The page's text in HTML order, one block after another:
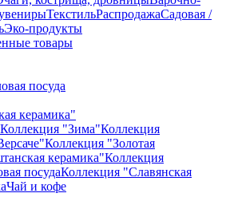
ТекстильРаспродажаСадовая /
Эко-продукты
товары
посуда
керамика"
Коллекция "Зима"Коллекция
Коллекция "Золотая
керамика"Коллекция
посудаКоллекция "Славянская
Чай и кофе